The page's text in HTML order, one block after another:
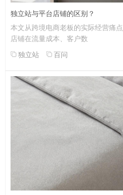
独立站与平台店铺的区别？
本文从跨境电商老板的实际经营痛
店铺在流量成本、客户数
独立站
百问